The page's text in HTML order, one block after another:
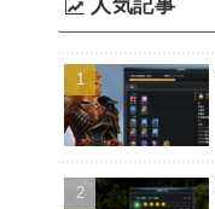
人気記事